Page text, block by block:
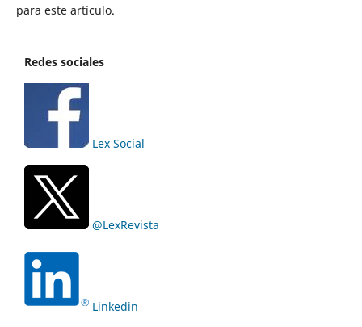
para este artículo.
Redes sociales
Lex Social
@LexRevista
Linkedin